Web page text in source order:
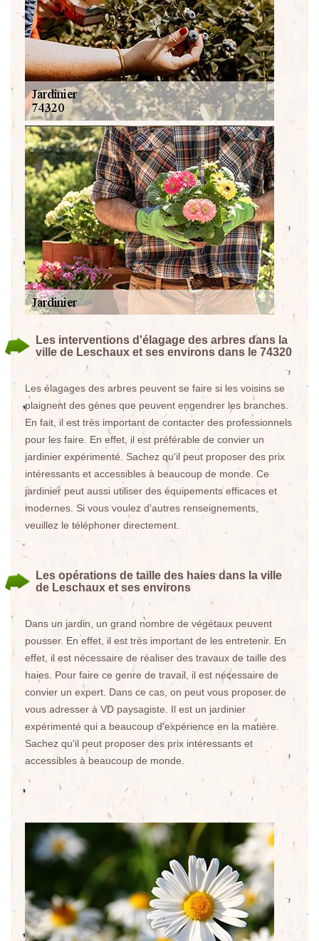
Les interventions d'élagage des arbres dans la
ville de Leschaux et ses environs dans le 74320
Les élagages des arbres peuvent se faire si les voisins se
plaignent des gènes que peuvent engendrer les branches.
En fait, il est très important de contacter des professionnels
pour les faire. En effet, il est préférable de convier un
jardinier expérimenté. Sachez qu'il peut proposer des prix
intéressants et accessibles à beaucoup de monde. Ce
jardinier peut aussi utiliser des équipements efficaces et
modernes. Si vous voulez d'autres renseignements,
veuillez le téléphoner directement.
Les opérations de taille des haies dans la ville
de Leschaux et ses environs
Dans un jardin, un grand nombre de végétaux peuvent
pousser. En effet, il est très important de les entretenir. En
effet, il est nécessaire de réaliser des travaux de taille des
haies. Pour faire ce genre de travail, il est nécessaire de
convier un expert. Dans ce cas, on peut vous proposer de
vous adresser à VD paysagiste. Il est un jardinier
expérimenté qui a beaucoup d'expérience en la matière.
Sachez qu'il peut proposer des prix intéressants et
accessibles à beaucoup de monde.